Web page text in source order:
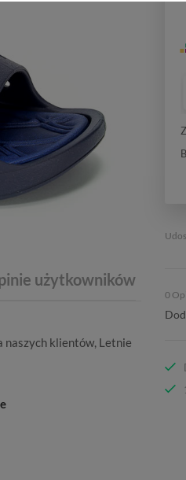
użytkowników
naszych klientów, Letnie
0